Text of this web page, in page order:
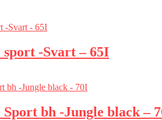
sport -Svart – 65I
Sport bh -Jungle black –